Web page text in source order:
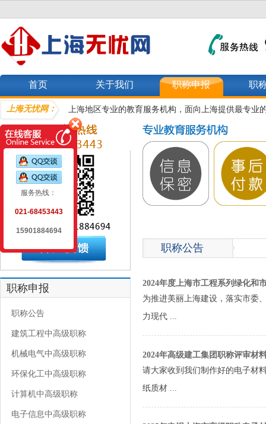
首页 关于我们 职称申报 职
上海无忧网： 上海地区专业的教育服务机构，面向上海提供最专业
职称申报
职称公告
建筑工程中高级职称
机械电气中高级职称
环保化工中高级职称
计算机中高级职称
电子信息中高级职称
职称公告
2024年度上海市工程系列绿化和
为推进美丽上海建设，落实市委
力现代 ...
2024年高级建工集团职称评审材
请大家收到我们制作好的电子材
纸质材 ...
服务热线：
021-68453443
15901884694